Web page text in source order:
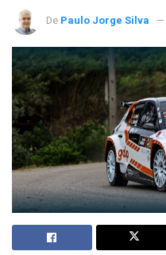
De Paulo Jorge Silva